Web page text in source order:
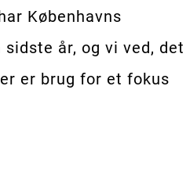
Københavns
år, og vi ved, det
er brug for et fokus